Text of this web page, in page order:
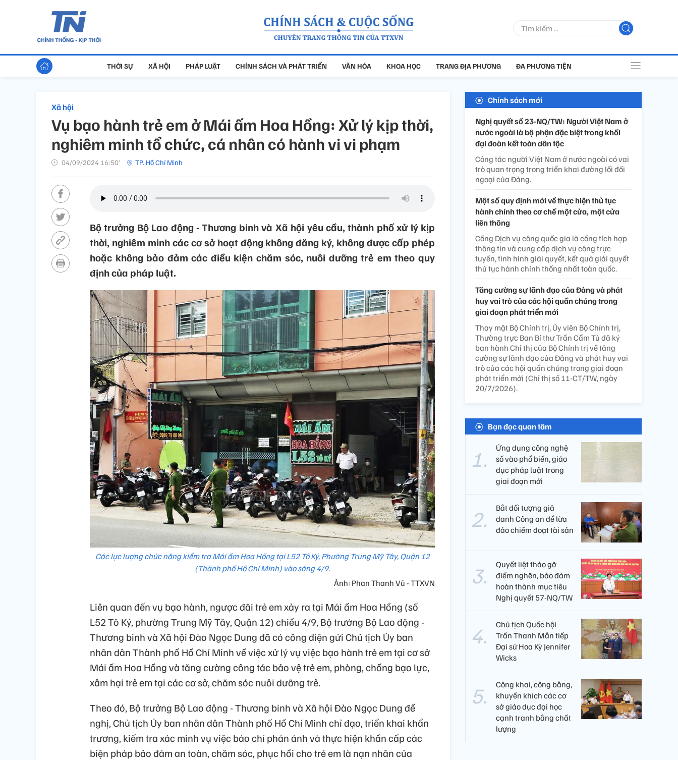
THỜI SỰ XÃ HỘI PHÁP LUẬT CHÍNH SÁCH VÀ PHÁT TRIỂN VĂN HÓA KHOA HỌC TRANG ĐỊA PHƯƠNG ĐA PHƯƠNG TIỆN
Xã hội
Vụ bạo hành trẻ em ở Mái ấm Hoa Hồng: Xử lý kịp thời,
nghiêm minh tổ chức, cá nhân có hành vi vi phạm
04/09/2024 16:50’ TP. Hồ Chí Minh
Bộ trưởng Bộ Lao động - Thương binh và Xã hội yêu cầu, thành phố xử lý kịp
thời, nghiêm minh các cơ sở hoạt động không đăng ký, không được cấp phép
hoặc không bảo đảm các điều kiện chăm sóc, nuôi dưỡng trẻ em theo quy
định của pháp luật.
Các lực lượng chức năng kiểm tra Mái ấm Hoa Hồng tại L52 Tô Ký, Phường Trung Mỹ Tây, Quận 12
(Thành phố Hồ Chí Minh) vào sáng 4/9.
Ảnh: Phan Thanh Vũ - TTXVN
Liên quan đến vụ bạo hành, ngược đãi trẻ em xảy ra tại Mái ấm Hoa Hồng (số
L52 Tô Ký, phường Trung Mỹ Tây, Quận 12) chiều 4/9, Bộ trưởng Bộ Lao động -
Thương binh và Xã hội Đào Ngọc Dung đã có công điện gửi Chủ tịch Ủy ban
nhân dân Thành phố Hồ Chí Minh về việc xử lý vụ việc bạo hành trẻ em tại cơ sở
Mái ấm Hoa Hồng và tăng cường công tác bảo vệ trẻ em, phòng, chống bạo lực,
xâm hại trẻ em tại các cơ sở, chăm sóc nuôi dưỡng trẻ.
Theo đó, Bộ trưởng Bộ Lao động - Thương binh và Xã hội Đào Ngọc Dung đề
nghị, Chủ tịch Ủy ban nhân dân Thành phố Hồ Chí Minh chỉ đạo, triển khai khẩn
trương, kiểm tra xác minh vụ việc báo chí phản ánh và thực hiện khẩn cấp các
biện pháp bảo đảm an toàn, chăm sóc, phục hồi cho trẻ em là nạn nhân của
Chính sách mới
Nghị quyết số 23-NQ/TW: Người Việt Nam ở
nước ngoài là bộ phận đặc biệt trong khối
đại đoàn kết toàn dân tộc
Công tác người Việt Nam ở nước ngoài có vai
trò quan trọng trong triển khai đường lối đối
ngoại của Đảng.
Một số quy định mới về thực hiện thủ tục
hành chính theo cơ chế một cửa, một cửa
liên thông
Cổng Dịch vụ công quốc gia là cổng tích hợp
thông tin và cung cấp dịch vụ công trực
tuyến, tình hình giải quyết, kết quả giải quyết
thủ tục hành chính thống nhất toàn quốc.
Tăng cường sự lãnh đạo của Đảng và phát
huy vai trò của các hội quần chúng trong
giai đoạn phát triển mới
Thay mặt Bộ Chính trị, Ủy viên Bộ Chính trị,
Thường trực Ban Bí thư Trần Cẩm Tú đã ký
ban hành Chỉ thị của Bộ Chính trị về tăng
cường sự lãnh đạo của Đảng và phát huy vai
trò của các hội quần chúng trong giai đoạn
phát triển mới (Chỉ thị số 11-CT/TW, ngày
20/7/2026).
Bạn đọc quan tâm
Ứng dụng công nghệ
số vào phổ biến, giáo
dục pháp luật trong
giai đoạn mới
Bắt đối tượng giả
danh Công an để lừa
đảo chiếm đoạt tài sản
Quyết liệt tháo gỡ
điểm nghẽn, bảo đảm
hoàn thành mục tiêu
Nghị quyết 57-NQ/TW
Chủ tịch Quốc hội
Trần Thanh Mẫn tiếp
Đại sứ Hoa Kỳ Jennifer
Wicks
Công khai, công bằng,
khuyến khích các cơ
sở giáo dục đại học
cạnh tranh bằng chất
lượng​